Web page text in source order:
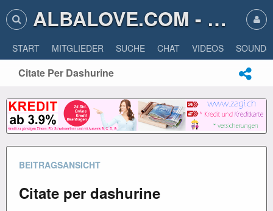
ALBALOVE.COM - ALBA LOVE
START MITGLIEDER SUCHE CHAT VIDEOS SOUNDS
Citate Per Dashurine
BEITRAGSANSICHT
Citate per dashurine